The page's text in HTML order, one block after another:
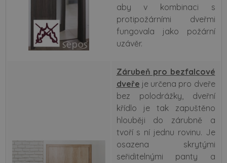
aby v kombinaci s
protipožárními dveřmi
fungovala jako požární
uzávěr.
Zárubeň pro bezfalcové
dveře je určena pro dveře
bez polodrážky, dveřní
křídlo je tak zapuštěno
hlouběji do zárubně a
tvoří s ní jednu rovinu. Je
osazena skrytými
seřiditelnými panty a